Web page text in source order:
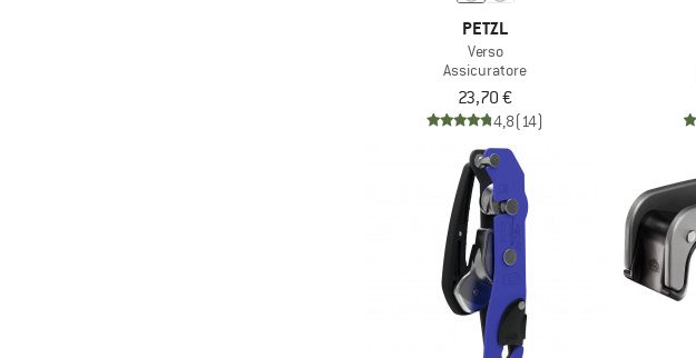
PETZL
Verso
Assicuratore
23,70 €
4,8(14)